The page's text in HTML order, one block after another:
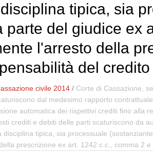
tipica, sia
del giudice ex
l'arresto della
del
civile 2014 / Corte di Cassazione,
dal medesimo rapporto
automatica dei rispettivi crediti fino
crediti e debiti delle parti scaturiscono da
tipica, sia processuale
prescrizione ex art. 1242 c.c., comma 2